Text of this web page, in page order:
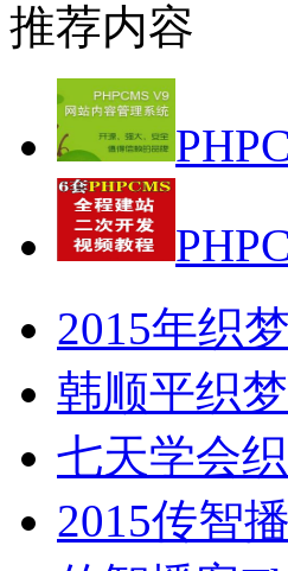
推荐内容
2015年织
韩顺平织
七天学会
2015传智